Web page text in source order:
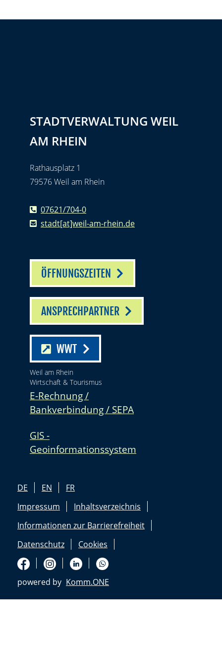
STADTVERWALTUNG WEIL
AM RHEIN
Rathausplatz 1
79576 Weil am Rhein
07621/704-0
stadt[at]weil-am-rhein.de
ÖFFNUNGSZEITEN
ANSPRECHPARTNER
WWT
Weil am Rhein
Wirtschaft & Tourismus
E-Rechnung /
Bankverbindung / SEPA
GIS -
Geoinformationssystem
DE EN
FR
Impressum
Inhaltsverzeichnis
Informationen zur Barrierefreiheit
Datenschutz
Cookies
powered by Komm.ONE